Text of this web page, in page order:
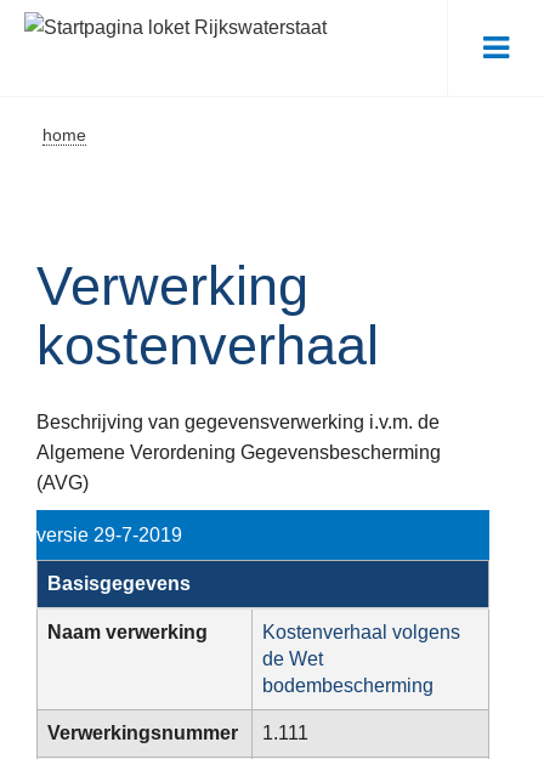
home
Verwerking
kostenverhaal
Beschrijving van gegevensverwerking i.v.m. de
Algemene Verordening Gegevensbescherming
(AVG)
versie 29-7-2019
Basisgegevens
Naam verwerking
Kostenverhaal volgens
de Wet
bodembescherming
Verwerkingsnummer 1.111